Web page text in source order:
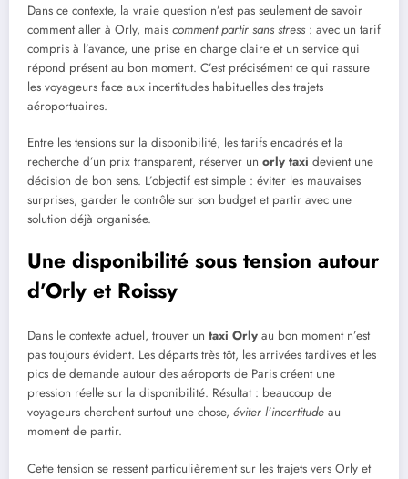
Dans ce contexte, la vraie question n’est pas seulement de savoir
comment aller à Orly, mais comment partir sans stress : avec un tarif
compris à l’avance, une prise en charge claire et un service qui
répond présent au bon moment. C’est précisément ce qui rassure
les voyageurs face aux incertitudes habituelles des trajets
aéroportuaires.
Entre les tensions sur la disponibilité, les tarifs encadrés et la
recherche d’un prix transparent, réserver un orly taxi devient une
décision de bon sens. L’objectif est simple : éviter les mauvaises
surprises, garder le contrôle sur son budget et partir avec une
solution déjà organisée.
Une disponibilité sous tension autour
d’Orly et Roissy
Dans le contexte actuel, trouver un taxi Orly au bon moment n’est
pas toujours évident. Les départs très tôt, les arrivées tardives et les
pics de demande autour des aéroports de Paris créent une
pression réelle sur la disponibilité. Résultat : beaucoup de
voyageurs cherchent surtout une chose, éviter l’incertitude au
moment de partir.
Cette tension se ressent particulièrement sur les trajets vers Orly et